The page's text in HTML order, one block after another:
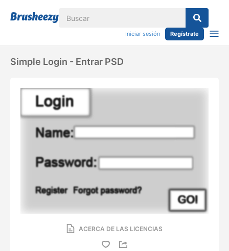
Iniciar sesión Regístrate
Simple Login - Entrar PSD
ACERCA DE LAS LICENCIAS